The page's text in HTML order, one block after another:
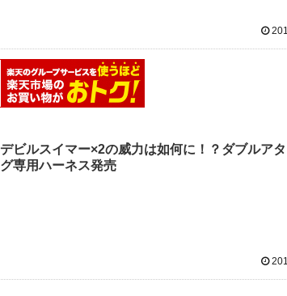
デビルスイマー×2の威力は如何に！？ダブルア
グ専用ハーネス発売